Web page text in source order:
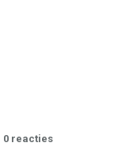
0 reacties